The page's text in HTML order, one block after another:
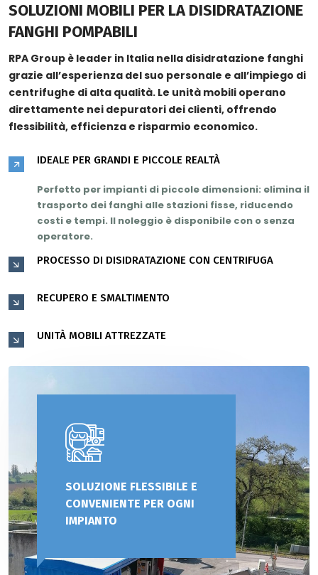
SOLUZIONI MOBILI PER LA DISIDRATAZIONE
FANGHI POMPABILI
RPA Group è leader in Italia nella disidratazione fanghi
grazie all’esperienza del suo personale e all’impiego di
centrifughe di alta qualità. Le unità mobili operano
direttamente nei depuratori dei clienti, offrendo
flessibilità, efficienza e risparmio economico.
IDEALE PER GRANDI E PICCOLE REALTÀ
Perfetto per impianti di piccole dimensioni: elimina il
trasporto dei fanghi alle stazioni fisse, riducendo
costi e tempi. Il noleggio è disponibile con o senza
operatore.
PROCESSO DI DISIDRATAZIONE CON CENTRIFUGA
RECUPERO E SMALTIMENTO
UNITÀ MOBILI ATTREZZATE
SOLUZIONE FLESSIBILE E
CONVENIENTE PER OGNI
IMPIANTO